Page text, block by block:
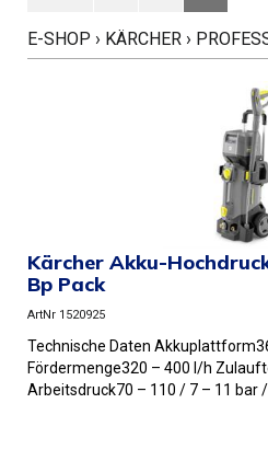
E-SHOP › KÄRCHER ›
Kärcher Akku-
Bp Pack
ArtNr 1520925
Technische Daten
Fördermenge320 – 400 l/h
Arbeitsdruck70 – 110 / 7 – 11 bar